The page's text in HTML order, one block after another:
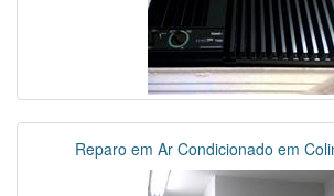
Reparo em Ar Condicionado em